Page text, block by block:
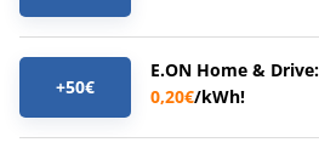
+50€
E.ON Home &
0,20€/kWh!